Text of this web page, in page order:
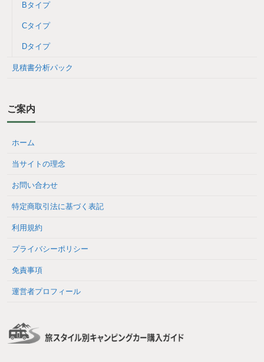
Bタイプ
Cタイプ
Dタイプ
見積書分析パック
ご案内
ホーム
当サイトの理念
お問い合わせ
特定商取引法に基づく表記
利用規約
プライバシーポリシー
免責事項
運営者プロフィール